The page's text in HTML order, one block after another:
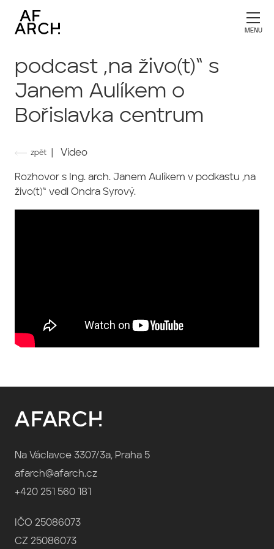
podcast „na živo(t)“ s
Janem Aulíkem o
Bořislavka centrum
zpět | Video
Rozhovor s Ing. arch. Janem Aulíkem v podkastu „na
živo(t)“ vedl Ondra Syrový.
Na Václavce 3307/3a, Praha 5
afarch@afarch.cz
+420 251 560 181
IČO 25086073
CZ 25086073